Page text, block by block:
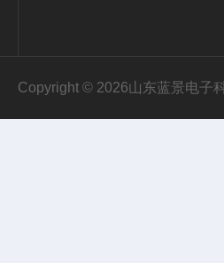
Copyright © 2026山东蓝景电子